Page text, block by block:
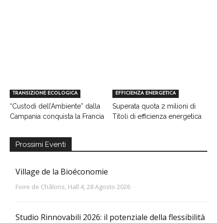
TRANSIZIONE ECOLOGICA
“Custodi dell’Ambiente” dalla
Campania conquista la Francia
EFFICIENZA ENERGETICA
Superata quota 2 milioni di
Titoli di efficienza energetica
Prossimi Eventi
Village de la Bioéconomie
Foire de Châlons, Hall 4, 28 Agosto 2026
Studio Rinnovabili 2026: il potenziale della flessibilità